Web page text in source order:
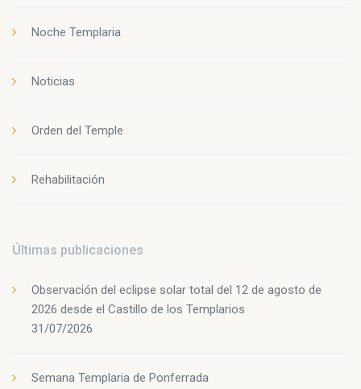
Noche Templaria
Noticias
Orden del Temple
Rehabilitación
Últimas publicaciones
Observación del eclipse solar total del 12 de agosto de
2026 desde el Castillo de los Templarios
31/07/2026
Semana Templaria de Ponferrada